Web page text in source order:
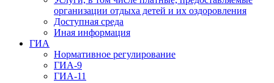
организации отдыха детей и их оздоровления
Доступная среда
Иная информация
ГИА
Нормативное регулирование
ГИА-9
ГИА-11